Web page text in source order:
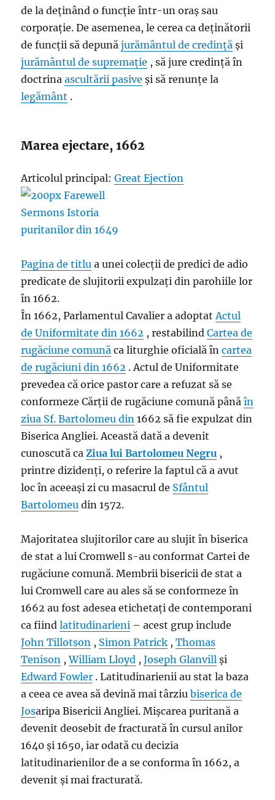
de la deținând o funcție într-un oraș sau
corporație. De asemenea, le cerea ca deținătorii
de funcții să depunăjurământul de credință și
jurământul de supremație , să jure credință în
doctrinaascultării pasive și să renunțe la
legământ .
Marea ejectare, 1662
Articolul principal:Great Ejection
Pagina de titlu a unei colecții de predici de adio
predicate de slujitorii expulzați din parohiile lor
în 1662.
În 1662, Parlamentul Cavalier a adoptatActul
de Uniformitate din 1662 , restabilindCartea de
rugăciune comună ca liturghie oficială încartea
de rugăciuni din 1662 . Actul de Uniformitate
prevedea că orice pastor care a refuzat să se
conformeze Cărții de rugăciune comună pânăîn
ziua Sf. Bartolomeu din 1662 să fie expulzat din
Biserica Angliei. Această dată a devenit
cunoscută caZiua lui Bartolomeu Negru ,
printre dizidenți, o referire la faptul că a avut
loc în aceeași zi cu masacrul de Sfântul
Bartolomeu din 1572.
Majoritatea slujitorilor care au slujit în biserica
de stat a lui Cromwell s-au conformat Cartei de
rugăciune comună. Membrii bisericii de stat a
lui Cromwell care au ales să se conformeze în
1662 au fost adesea etichetați de contemporani
ca fiindlatitudinarieni – acest grup include
John Tillotson , Simon Patrick ,Thomas
Tenison ,William Lloyd ,Joseph Glanvill și
Edward Fowler . Latitudinarienii au stat la baza
a ceea ce avea să devină mai târziubiserica de
Josaripa Bisericii Angliei. Mișcarea puritană a
devenit deosebit de fracturată în cursul anilor
1640 și 1650, iar odată cu decizia
latitudinarienilor de a se conforma în 1662, a
devenit și mai fracturată.